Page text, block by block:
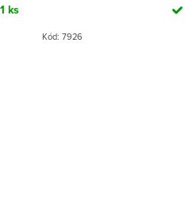
1 ks
Kód: 7926